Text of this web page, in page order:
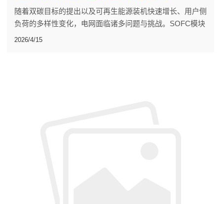
随着双碳目标的提出以及可再生能源装机快速增长、用户侧
负荷的多样性变化，电网面临诸多问题与挑战。SOFC模块
化发电和高温固体氧化物电解水制氢（SOEC）储能技术将
2026/4/15